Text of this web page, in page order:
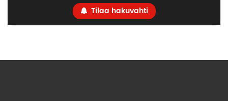
Tilaa hakuvahti